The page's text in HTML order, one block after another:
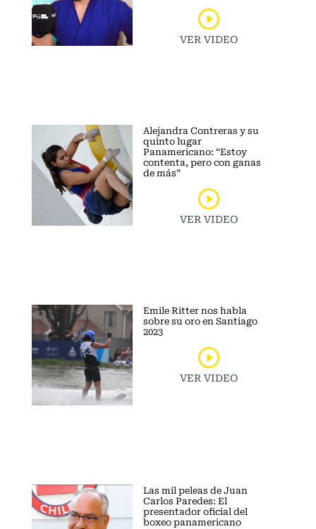
VER VIDEO
Alejandra Contreras y su
quinto lugar
Panamericano: “Estoy
contenta, pero con ganas
de más”
VER VIDEO
Emile Ritter nos habla
sobre su oro en Santiago
2023
VER VIDEO
Las mil peleas de Juan
Carlos Paredes: El
presentador oficial del
boxeo panamericano